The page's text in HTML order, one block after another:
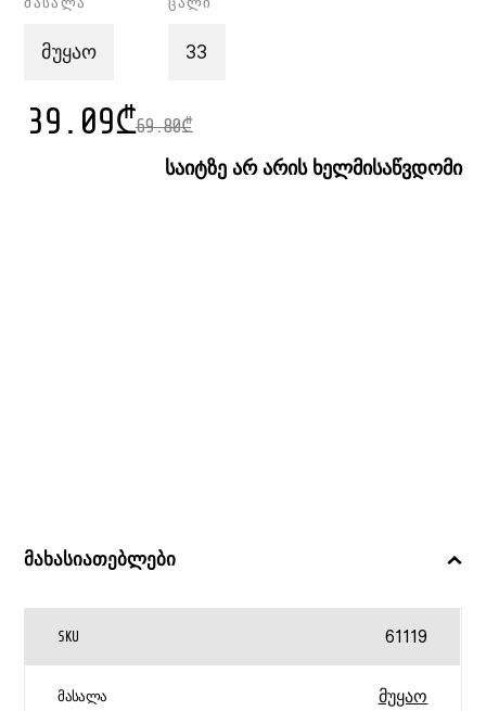
მუყაო 33
69.80₾
39.09₾
საიტზე არ არის ხელმისაწვდომი
მახასიათებლები
SKU 61119
ᲛᲐᲡᲐᲚᲐ მუყაო